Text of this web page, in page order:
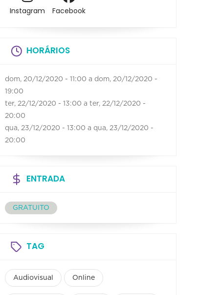
Instagram Facebook
HORÁRIOS
dom, 20/12/2020 - 11:00 a dom, 20/12/2020 -
19:00
ter, 22/12/2020 - 13:00 a ter, 22/12/2020 -
20:00
qua, 23/12/2020 - 13:00 a qua, 23/12/2020 -
20:00
ENTRADA
GRATUITO
TAG
Audiovisual Online